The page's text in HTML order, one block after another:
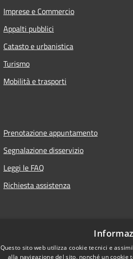
Imprese e Commercio
Appalti pubblici
Catasto e urbanistica
Turismo
Mobilità e trasporti
Prenotazione appuntamento
Segnalazione disservizio
Leggi le FAQ
Richiesta assistenza
Questo sito web utilizza cookie tecnici e
alla navigazione del sito, nonché un